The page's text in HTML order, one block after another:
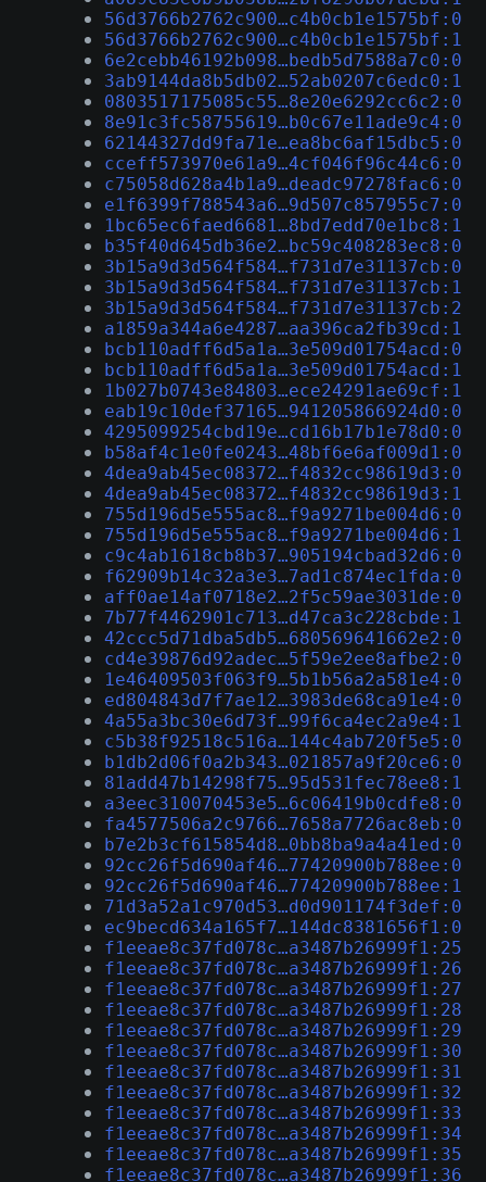
56d3766b2762c900…c4b0cb1e1575bf:0
56d3766b2762c900…c4b0cb1e1575bf:1
6e2cebb46192b098…bedb5d7588a7c0:0
3ab9144da8b5db02…52ab0207c6edc0:1
0803517175085c55…8e20e6292cc6c2:0
8e91c3fc58755619…b0c67e11ade9c4:0
62144327dd9fa71e…ea8bc6af15dbc5:0
cceff573970e61a9…4cf046f96c44c6:0
c75058d628a4b1a9…deadc97278fac6:0
e1f6399f788543a6…9d507c857955c7:0
1bc65ec6faed6681…8bd7edd70e1bc8:1
b35f40d645db36e2…bc59c408283ec8:0
3b15a9d3d564f584…f731d7e31137cb:0
3b15a9d3d564f584…f731d7e31137cb:1
3b15a9d3d564f584…f731d7e31137cb:2
a1859a344a6e4287…aa396ca2fb39cd:1
bcb110adff6d5a1a…3e509d01754acd:0
bcb110adff6d5a1a…3e509d01754acd:1
1b027b0743e84803…ece24291ae69cf:1
eab19c10def37165…941205866924d0:0
4295099254cbd19e…cd16b17b1e78d0:0
b58af4c1e0fe0243…48bf6e6af009d1:0
4dea9ab45ec08372…f4832cc98619d3:0
4dea9ab45ec08372…f4832cc98619d3:1
755d196d5e555ac8…f9a9271be004d6:0
755d196d5e555ac8…f9a9271be004d6:1
c9c4ab1618cb8b37…905194cbad32d6:0
f62909b14c32a3e3…7ad1c874ec1fda:0
aff0ae14af0718e2…2f5c59ae3031de:0
7b77f4462901c713…d47ca3c228cbde:1
42ccc5d71dba5db5…680569641662e2:0
cd4e39876d92adec…5f59e2ee8afbe2:0
1e46409503f063f9…5b1b56a2a581e4:0
ed804843d7f7ae12…3983de68ca91e4:0
4a55a3bc30e6d73f…99f6ca4ec2a9e4:1
c5b38f92518c516a…144c4ab720f5e5:0
b1db2d06f0a2b343…021857a9f20ce6:0
81add47b14298f75…95d531fec78ee8:1
a3eec310070453e5…6c06419b0cdfe8:0
fa4577506a2c9766…7658a7726ac8eb:0
b7e2b3cf615854d8…0bb8ba9a4a41ed:0
92cc26f5d690af46…77420900b788ee:0
92cc26f5d690af46…77420900b788ee:1
71d3a52a1c970d53…d0d901174f3def:0
ec9becd634a165f7…144dc8381656f1:0
f1eeae8c37fd078c…a3487b26999f1:25
f1eeae8c37fd078c…a3487b26999f1:26
f1eeae8c37fd078c…a3487b26999f1:27
f1eeae8c37fd078c…a3487b26999f1:28
f1eeae8c37fd078c…a3487b26999f1:29
f1eeae8c37fd078c…a3487b26999f1:30
f1eeae8c37fd078c…a3487b26999f1:31
f1eeae8c37fd078c…a3487b26999f1:32
f1eeae8c37fd078c…a3487b26999f1:33
f1eeae8c37fd078c…a3487b26999f1:34
f1eeae8c37fd078c…a3487b26999f1:35
f1eeae8c37fd078c…a3487b26999f1:36